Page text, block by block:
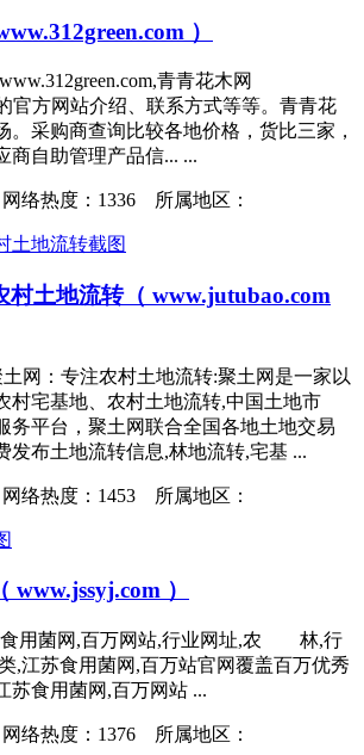
）
青青花木网
官方网站介绍、联系方式等等。青青花
。采购商查询比较各地价格，货比三家，
商自助管理产品信... ...
络热度：1336 所属地区：
村土地流转（ www.jutubao.com
土网：专注农村土地流转:聚土网是一家以
村宅基地、农村土地流转,中国土地市
务平台，聚土网联合全国各地土地交易
发布土地流转信息,林地流转,宅基 ...
络热度：1453 所属地区：
www.jssyj.com ）
食用菌网,百万网站,行业网址,农 林,行
,江苏食用菌网,百万站官网覆盖百万优秀
苏食用菌网,百万网站 ...
络热度：1376 所属地区：